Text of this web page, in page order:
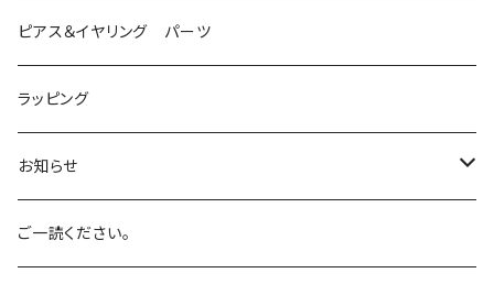
グリーン
オレンジ
ホワイト
バイオレット
Angel Aura Pink
Azul Elysium
Aqua
Celestial Gold
ブラックガーデンスモーキークォーツ
サンストーン
ルチルクォーツ
アーカンソー産スモーキークォーツ
ピアス＆イヤリング パーツ
ラッピング
お知らせ
SALE!
ご一読ください。